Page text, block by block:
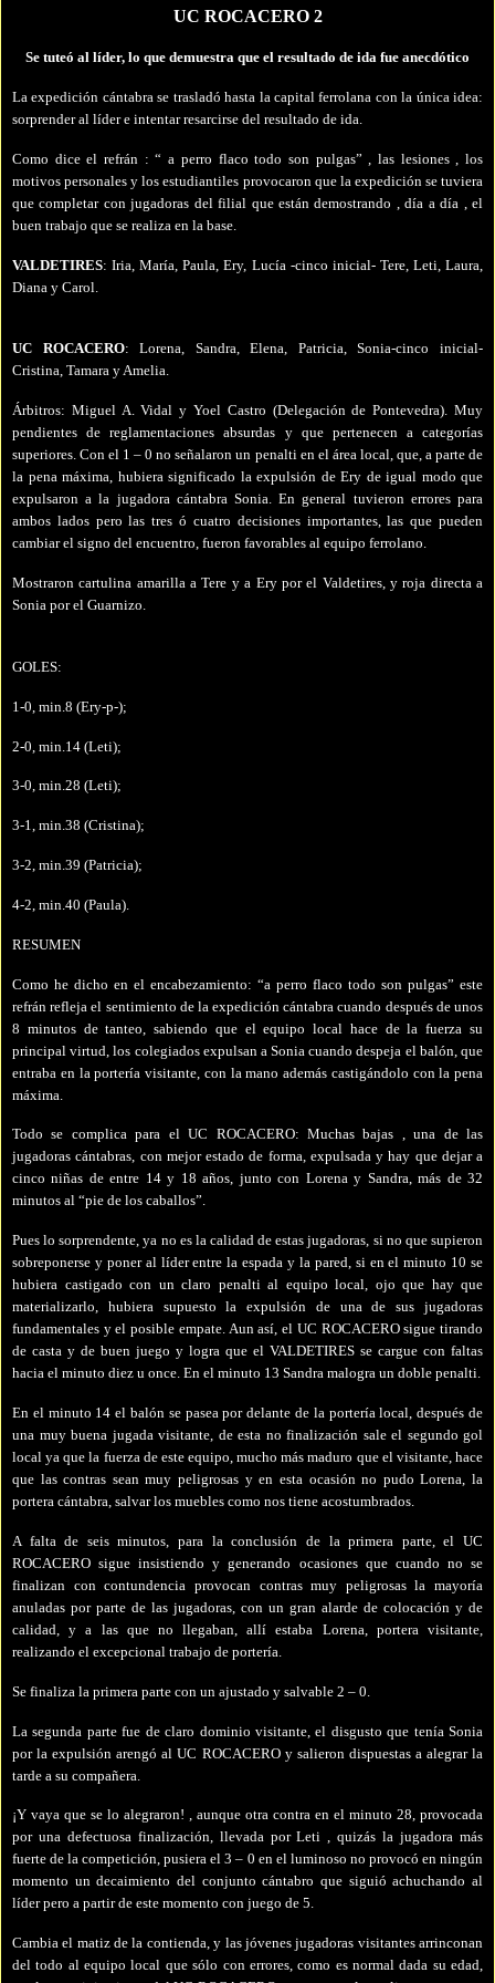
UC ROCACERO 2
Se tuteó al líder, lo que demuestra que el resultado de ida fue anecdótico
La expedición cántabra se trasladó hasta la capital ferrolana con la única idea:
sorprender al líder e intentar resarcirse del resultado de ida.
Como dice el refrán : “ a perro flaco todo son pulgas” , las lesiones , los
motivos personales y los estudiantiles provocaron que la expedición se tuviera
que completar con jugadoras del filial que están demostrando , día a día , el
buen trabajo que se realiza en la base.
VALDETIRES: Iria, María, Paula, Ery, Lucía -cinco inicial- Tere, Leti, Laura,
Diana y Carol.
UC ROCACERO: Lorena, Sandra, Elena, Patricia, Sonia-cinco inicial-
Cristina, Tamara y Amelia.
Árbitros: Miguel A. Vidal y Yoel Castro (Delegación de Pontevedra). Muy
pendientes de reglamentaciones absurdas y que pertenecen a categorías
superiores. Con el 1 – 0 no señalaron un penalti en el área local, que, a parte de
la pena máxima, hubiera significado la expulsión de Ery de igual modo que
expulsaron a la jugadora cántabra Sonia. En general tuvieron errores para
ambos lados pero las tres ó cuatro decisiones importantes, las que pueden
cambiar el signo del encuentro, fueron favorables al equipo ferrolano.
Mostraron cartulina amarilla a Tere y a Ery por el Valdetires, y roja directa a
Sonia por el Guarnizo.
GOLES:
1-0, min.8 (Ery-p-);
2-0, min.14 (Leti);
3-0, min.28 (Leti);
3-1, min.38 (Cristina);
3-2, min.39 (Patricia);
4-2, min.40 (Paula).
RESUMEN
Como he dicho en el encabezamiento: “a perro flaco todo son pulgas” este
refrán refleja el sentimiento de la expedición cántabra cuando después de unos
8 minutos de tanteo, sabiendo que el equipo local hace de la fuerza su
principal virtud, los colegiados expulsan a Sonia cuando despeja el balón, que
entraba en la portería visitante, con la mano además castigándolo con la pena
máxima.
Todo se complica para el UC ROCACERO: Muchas bajas , una de las
jugadoras cántabras, con mejor estado de forma, expulsada y hay que dejar a
cinco niñas de entre 14 y 18 años, junto con Lorena y Sandra, más de 32
minutos al “pie de los caballos”.
Pues lo sorprendente, ya no es la calidad de estas jugadoras, si no que supieron
sobreponerse y poner al líder entre la espada y la pared, si en el minuto 10 se
hubiera castigado con un claro penalti al equipo local, ojo que hay que
materializarlo, hubiera supuesto la expulsión de una de sus jugadoras
fundamentales y el posible empate. Aun así, el UC ROCACERO sigue tirando
de casta y de buen juego y logra que el VALDETIRES se cargue con faltas
hacia el minuto diez u once. En el minuto 13 Sandra malogra un doble penalti.
En el minuto 14 el balón se pasea por delante de la portería local, después de
una muy buena jugada visitante, de esta no finalización sale el segundo gol
local ya quela fuerza de este equipo, mucho más maduro que el visitante, hace
que las contras sean muy peligrosas y en esta ocasión no pudo Lorena, la
portera cántabra, salvar los muebles como nos tiene acostumbrados.
A falta de seis minutos, para la conclusión de la primera parte, el UC
ROCACERO sigue insistiendo y generando ocasiones que cuando no se
finalizan con contundencia provocan contras muy peligrosas la mayoría
anuladas por parte de las jugadoras, con un gran alarde de colocación y de
calidad, y a las que no llegaban, allí estaba Lorena, portera visitante,
realizando el excepcional trabajo de portería.
Se finaliza la primera parte con un ajustado y salvable 2 – 0.
La segunda parte fue de claro dominio visitante, el disgusto que tenía Sonia
por la expulsión arengó al UC ROCACERO y salieron dispuestas a alegrar la
tarde a su compañera.
¡Y vaya que se lo alegraron! , aunque otra contra en el minuto 28, provocada
por una defectuosa finalización, llevada por Leti , quizás la jugadora más
fuerte de la competición, pusiera el 3 – 0 en el luminoso no provocó en ningún
momento un decaimiento del conjunto cántabro que siguió achuchando al
líder pero a partir de este momento con juego de 5.
Cambia el matiz de la contienda, y las jóvenes jugadoras visitantes arrinconan
del todo al equipo local que sólo con errores, como es normal dada su edad,